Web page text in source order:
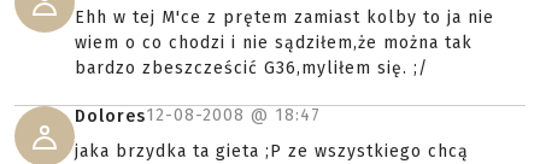
Ehh w tej M'ce z prętem zamiast kolby to ja nie
wiem o co chodzi i nie sądziłem,że można tak
bardzo zbeszcześcić G36,myliłem się. ;/
Dolores12-08-2008 @ 18:47
jaka brzydka ta gieta ;P ze wszystkiego chcą